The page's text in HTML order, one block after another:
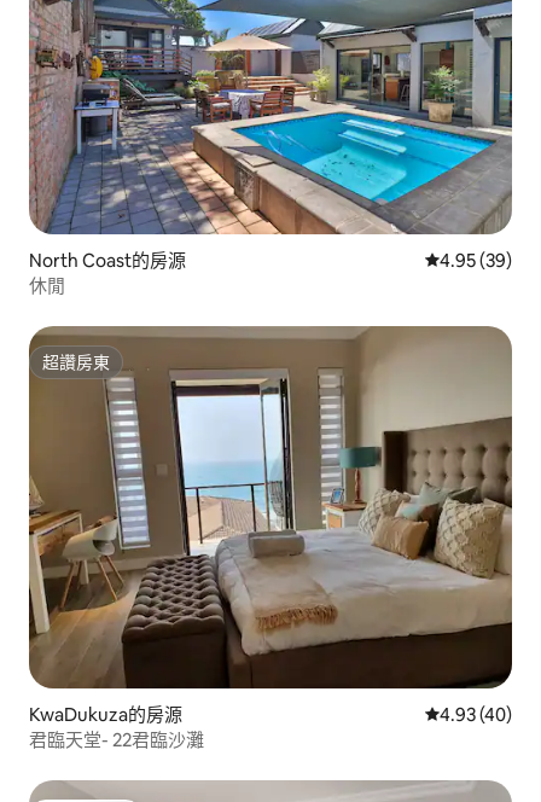
North Coast的房源 從 39 則評價
4.95 (39)
休閒
超讚房東
超讚房東
KwaDukuza的房源 從 40 則評價
4.93 (40)
君臨天堂- 22君臨沙灘